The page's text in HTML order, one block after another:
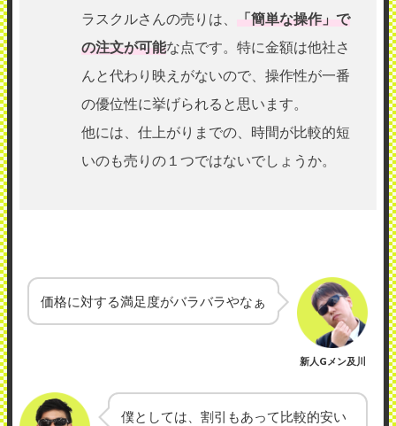
ラスクルさんの売りは、
「簡単な操作」で
の注文が可能な点です。特に金額は他社さ
んと代わり映えがないので、操作性が一番
の優位性に挙げられると思います。
他には、仕上がりまでの、時間が比較的短
いのも売りの１つではないでしょうか。
価格に対する満足度がバラバラやなぁ
新人Gメン及川
僕としては、割引もあって比較的安い